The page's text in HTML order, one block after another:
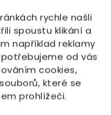
rychle našli
spoustu klikání a
například reklamy
od vás
cookies,
které se
prohlížeči.
.